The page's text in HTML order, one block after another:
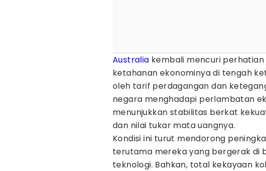
Australia kembali mencuri
ketahanan ekonominya di tengah
oleh tarif perdagangan dan
negara menghadapi perlambatan
menunjukkan stabilitas berkat
dan nilai tukar mata uangnya.
Kondisi ini turut mendorong
terutama mereka yang bergerak di
teknologi. Bahkan, total kekayaan